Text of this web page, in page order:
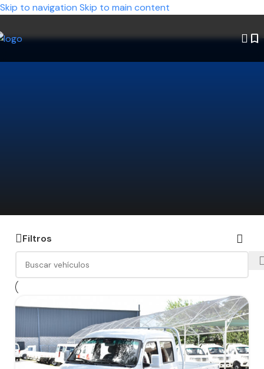
Skip to navigation Skip to main content
Filtros